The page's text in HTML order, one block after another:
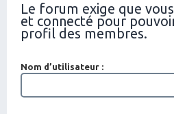
Le forum exige que
et connecté pour
profil des membres.
Nom d’utilisateur :